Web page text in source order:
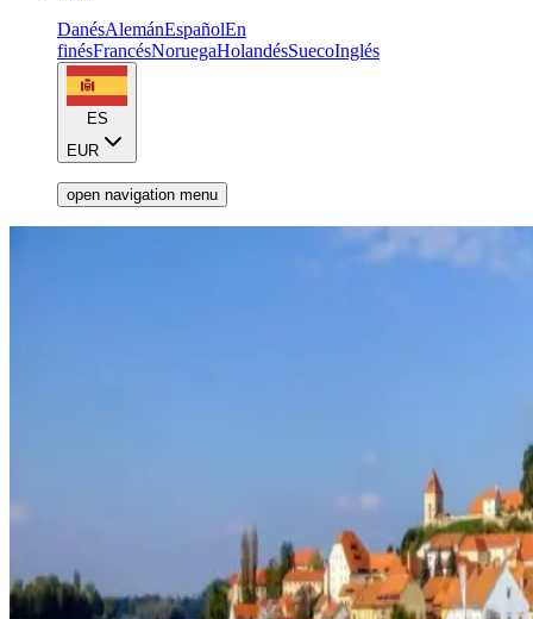
DanésAlemánEspañolEn
finésFrancésNoruegaHolandésSuecoInglés
ES
EUR
open navigation menu